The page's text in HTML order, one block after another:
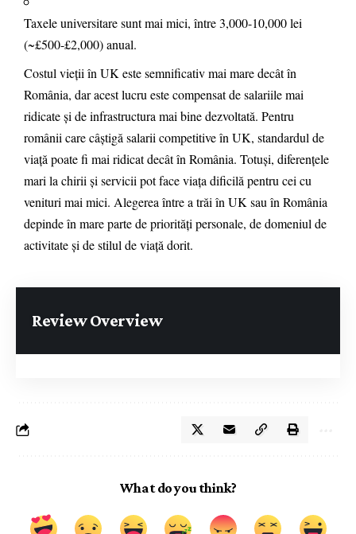
Taxele universitare sunt mai mici, între 3,000-10,000 lei
(~£500-£2,000) anual.
Costul vieții în UK este semnificativ mai mare decât în
România, dar acest lucru este compensat de salariile mai
ridicate și de infrastructura mai bine dezvoltată. Pentru
românii care câștigă salarii competitive în UK, standardul de
viață poate fi mai ridicat decât în România. Totuși, diferențele
mari la chirii și servicii pot face viața dificilă pentru cei cu
venituri mai mici. Alegerea între a trăi în UK sau în România
depinde în mare parte de priorități personale, de domeniul de
activitate și de stilul de viață dorit.
Review Overview
What do you think?